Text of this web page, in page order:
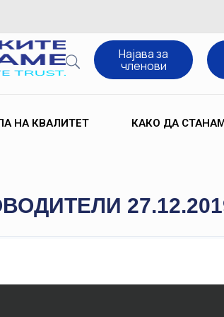
Најава за
членови
НА КВАЛИТЕТ КАКО ДА